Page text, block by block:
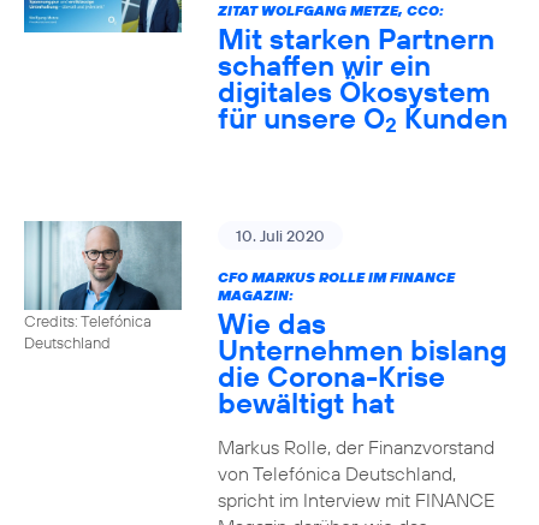
ZITAT WOLFGANG METZE, CCO:
Mit starken Partnern
schaffen wir ein
digitales Ökosystem
für unsere O2 Kunden
Credits: Telefónica
Deutschland
10. Juli 2020
CFO MARKUS ROLLE IM FINANCE
MAGAZIN:
Wie das
Unternehmen bislang
die Corona-Krise
bewältigt hat
Markus Rolle, der Finanzvorstand
von Telefónica Deutschland,
spricht im Interview mit FINANCE